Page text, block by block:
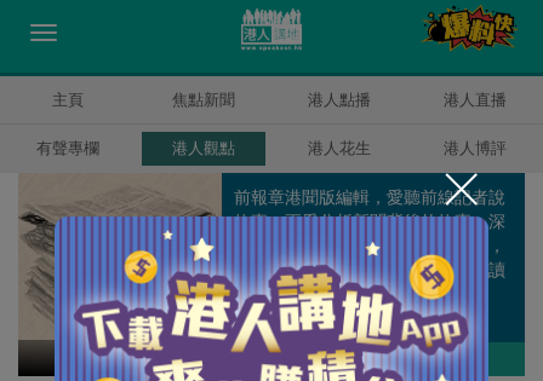
主頁 焦點新聞 港人點播 港人直播
有聲專欄 港人觀點 港人花生 港人博評
梁文新
前報章港聞版編輯，愛聽前線記者說
故事，更愛分析新聞背後的故事。深
信凡事都有兩面，認為作為評論人，
有責任提出適切的觀點與角度，讓讀
者正面思考。
作者其他博評